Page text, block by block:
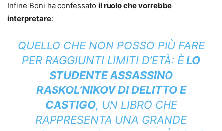
Infine Boni ha confessato il ruolo che vorrebbe
interpretare:
QUELLO CHE NON POSSO PIÙ FARE
PER RAGGIUNTI LIMITI D’ETÀ: ÈLO
STUDENTE ASSASSINO
RASKOL’NIKOV DI DELITTO E
CASTIGO, UN LIBRO CHE
RAPPRESENTA UNA GRANDE